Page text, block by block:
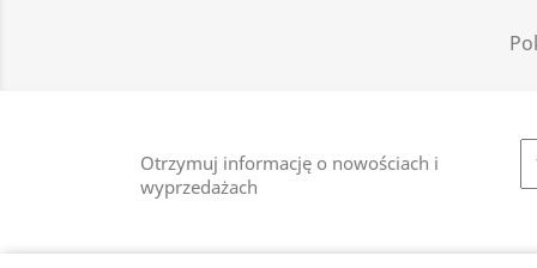
Otrzymuj informację o nowościach i
wyprzedażach